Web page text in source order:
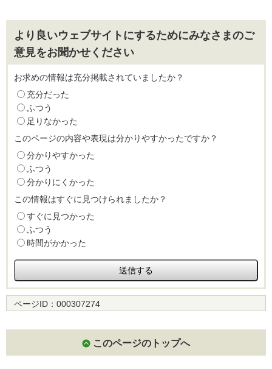
より良いウェブサイトにするためにみなさまのご
意見をお聞かせください
お求めの情報は充分掲載されていましたか？
充分だった
ふつう
足りなかった
このページの内容や表現は分かりやすかったですか？
分かりやすかった
ふつう
分かりにくかった
この情報はすぐに見つけられましたか？
すぐに見つかった
ふつう
時間がかかった
ページID： 000307274
このページのトップへ